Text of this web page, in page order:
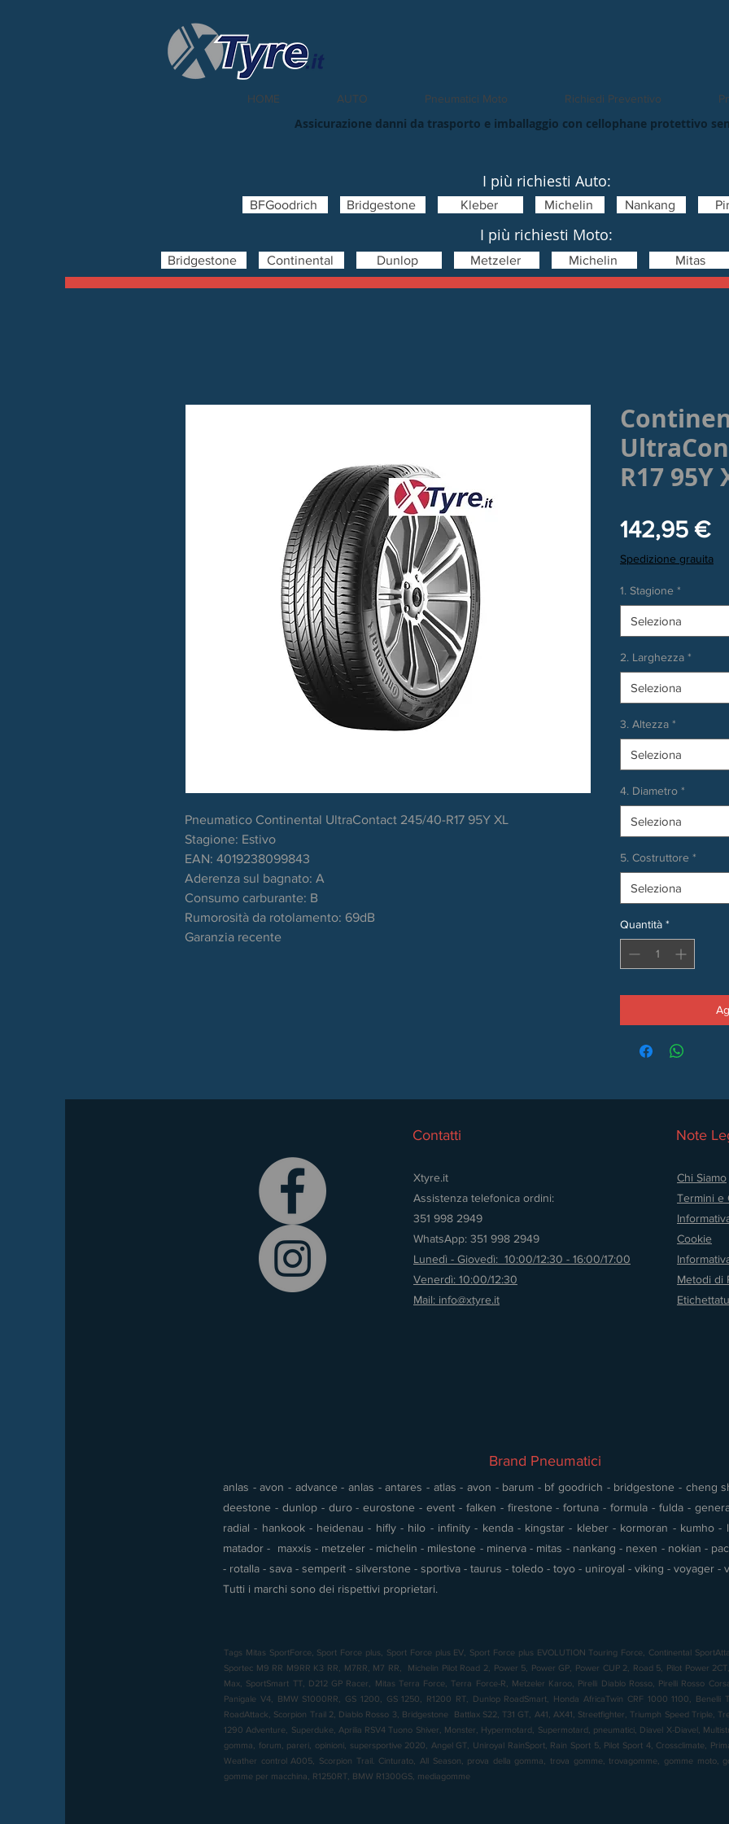
HOME AUTO Pneumatici Moto Richiedi Preventivo
Assicurazione danni da trasporto e imballaggio con cellophane protettivo
I più richiesti Auto:
BFGoodrich Bridgestone Kleber Michelin Nankang
I più richiesti Moto:
Bridgestone Continental Dunlop Metzeler Michelin Mitas
Pneumatico Continental UltraContact 245/40-R17 95Y XL
Stagione: Estivo
EAN: 4019238099843
Aderenza sul bagnato: A
Consumo carburante: B
Rumorosità da rotolamento: 69dB
Garanzia recente
R17 95Y
142,95 €
Spedizione grauita
1. Stagione *
Seleziona
2. Larghezza *
Seleziona
3. Altezza *
Seleziona
4. Diametro *
Seleziona
5. Costruttore *
Seleziona
Quantità *
Contatti
Xtyre.it
Assistenza telefonica ordini:
351 998 2949
WhatsApp: 351 998 2949
Lunedì - Giovedì: 10:00/12:30 - 16:00/17:00
Venerdì: 10:00/12:30
Mail: info@xtyre.it
Note
Chi Siamo
Termini e
Cookie
Metodi di
Brand Pneumatici
anlas - avon - advance - anlas - antares - atlas - avon - barum - bf goodrich - bridgestone - cheng
deestone - dunlop - duro - eurostone - event - falken - firestone - fortuna - formula - fulda -
radial - hankook - heidenau - hifly - hilo - infinity - kenda - kingstar - kleber - kormoran - kumho -
matador - maxxis - metzeler - michelin - milestone - minerva - mitas - nankang - nexen - nokian -
- rotalla - sava - semperit - silverstone - sportiva - taurus - toledo - toyo - uniroyal - viking - voyager -
Tutti i marchi sono dei rispettivi proprietari.
Tags Mitas SportForce, Sport Force plus, Sport Force plus EV, Sport Force plus EVOLUTION Touring Force, Continental
Sportec M9 RR M9RR K3 RR, M7RR, M7 RR, Michelin Pilot Road 2, Power 5, Power GP, Power CUP 2, Road 5, Pilot Power
Max, SportSmart TT, D212 GP Racer, Mitas Terra Force, Terra Force-R, Metzeler Karoo, Pirelli Diablo Rosso, Pirelli Rosso
Panigale V4, BMW S1000RR, GS 1200, GS 1250, R1200 RT, Dunlop RoadSmart, Honda AfricaTwin CRF 1000 1100, Benelli
RoadAttack, Scorpion Trail 2, Diablo Rosso 3, Bridgestone Battlax S22, T31 GT, A41, AX41, Streetfighter, Triumph Speed Triple,
1290 Adventure, Superduke, Aprilia RSV4 Tuono Shiver, Monster, Hypermotard, Supermotard, pneumatici, Diavel X-Diavel,
gomma, forum, pareri, opinioni, supersportive 2020, Angel GT, Uniroyal RainSport, Rain Sport 5, Pilot Sport 4, Crossclimate,
Weather control A005, Scorpion Trail. Cinturato, All Season, prova della gomma, trova gomme, trovagomme, gomme moto,
gomme per macchina, R1250RT, BMW R1300GS, mediagomme